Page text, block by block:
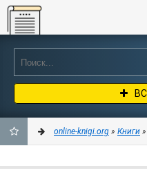
Online-knigi.org
online-knigi.org » Книги »